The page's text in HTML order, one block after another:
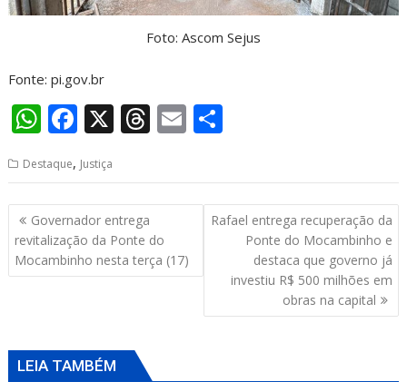
Foto: Ascom Sejus
Fonte: pi.gov.br
W
at
s
A
p
F
e
b
o
o
X T
re
a
d
s
E
ai
l
ar
e
Destaque, Justiça
Navegação
de
Post
Governador entrega
revitalização da Ponte do
Mocambinho nesta terça (17)
Rafael entrega recuperação da
Ponte do Mocambinho e
destaca que governo já
investiu R$ 500 milhões em
obras na capital
LEIA TAMBÉM